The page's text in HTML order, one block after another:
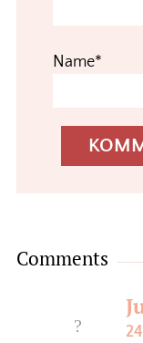
Name*
Comments